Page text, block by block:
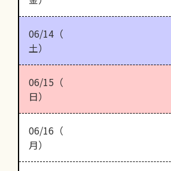
06/14（
土）
06/15（
日）
06/16（
月）